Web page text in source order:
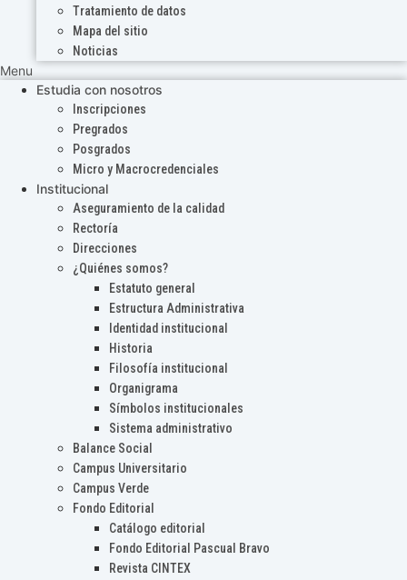
Tratamiento de datos
Mapa del sitio
Noticias
Menu
Estudia con nosotros
Inscripciones
Pregrados
Posgrados
Micro y Macrocredenciales
Institucional
Aseguramiento de la calidad
Rectoría
Direcciones
¿Quiénes somos?
Estatuto general
Estructura Administrativa
Identidad institucional
Historia
Filosofía institucional
Organigrama
Símbolos institucionales
Sistema administrativo
Balance Social
Campus Universitario
Campus Verde
Fondo Editorial
Catálogo editorial
Fondo Editorial Pascual Bravo
Revista CINTEX